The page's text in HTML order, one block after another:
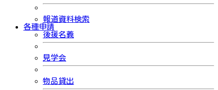
報道資料検索
各種申請
後援名義
見学会
物品貸出